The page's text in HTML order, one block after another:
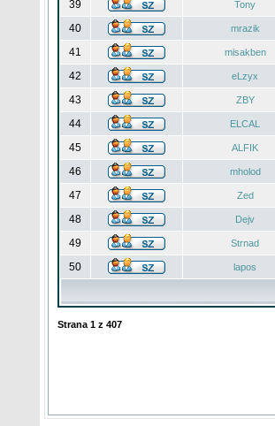
39 Tony
40 mrazik
41 misakben
42 eLzyx
43 ZBY
44 ELCAL
45 ALFIK
46 mholod
47 Zed
48 Dejv
49 Strnad
50 lapos
Strana 1 z 407